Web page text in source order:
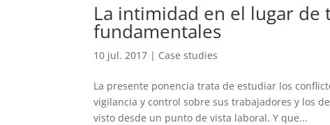
La intimidad en el lugar de
fundamentales
10 jul. 2017 | Case studies
La presente ponencia trata de estudiar los
vigilancia y control sobre sus trabajadores y los
visto desde un punto de vista laboral. Y que...